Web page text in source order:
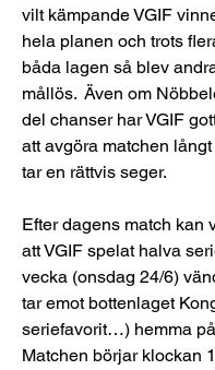
vilt kämpande VGIF
hela planen och trots
båda lagen så blev
mållös.  Även om
del chanser har VGIF
att avgöra matchen
tar en rättvis seger.
Efter dagens match kan
att VGIF spelat halva
vecka (onsdag 24/6)
tar emot bottenlaget
seriefavorit…) hemma
Matchen börjar klockan